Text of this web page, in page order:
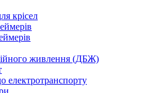
крісел
живлення (ДБЖ)
електротранспорту